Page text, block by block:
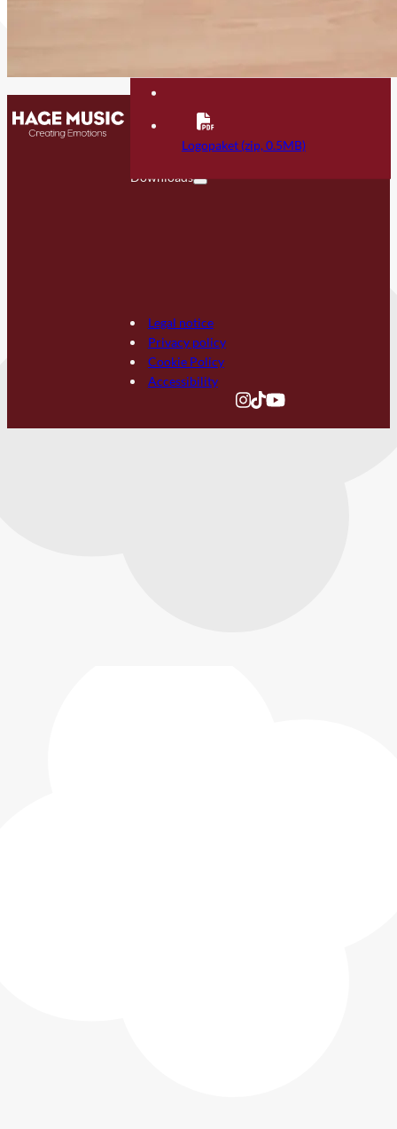
Downloads
Logopaket (zip, 0.5MB)
Legal notice
Privacy policy
Cookie Policy
Accessibility